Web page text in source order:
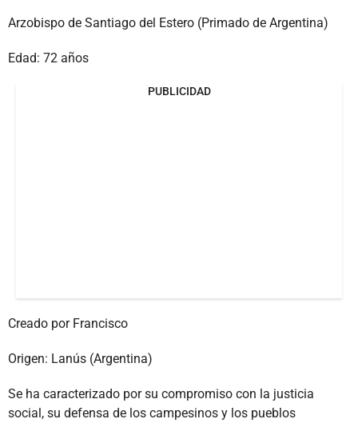
Arzobispo de Santiago del Estero (Primado de Argentina)
Edad: 72 años
PUBLICIDAD
Creado por Francisco
Origen: Lanús (Argentina)
Se ha caracterizado por su compromiso con la justicia
social, su defensa de los campesinos y los pueblos